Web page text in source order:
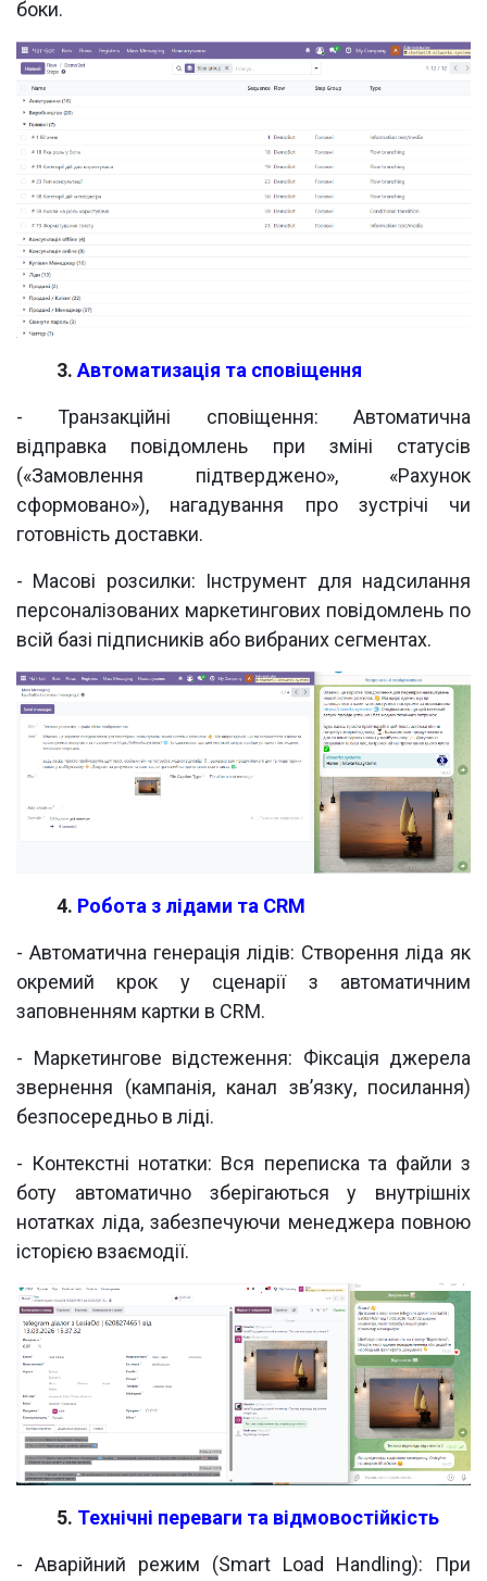
боки.
​3. Автоматизація та сповіщення
- Транзакційні сповіщення: Автоматична
відправка повідомлень при зміні статусів
(«Замовлення підтверджено», «Рахунок
сформовано»), нагадування про зустрічі чи
готовність доставки.
- Масові розсилки: Інструмент для надсилання
персоналізованих маркетингових повідомлень по
всій базі підписників або вибраних сегментах.
​4. Робота з лідами та CRM
- Автоматична генерація лідів: Створення ліда як
окремий крок у сценарії з автоматичним
заповненням картки в CRM.
- Маркетингове відстеження: Фіксація джерела
звернення (кампанія, канал зв’язку, посилання)
безпосередньо в ліді.
- Контекстні нотатки: Вся переписка та файли з
боту автоматично зберігаються у внутрішніх
нотатках ліда, забезпечуючи менеджера повною
історією взаємодії.
​5. Технічні переваги та відмовостійкість
- Аварійний режим (Smart Load Handling): При